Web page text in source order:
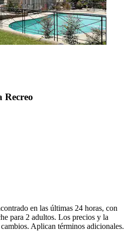
Recreo
en las últimas 24 horas, con
para 2 adultos. Los precios y la
Aplican términos adicionales.